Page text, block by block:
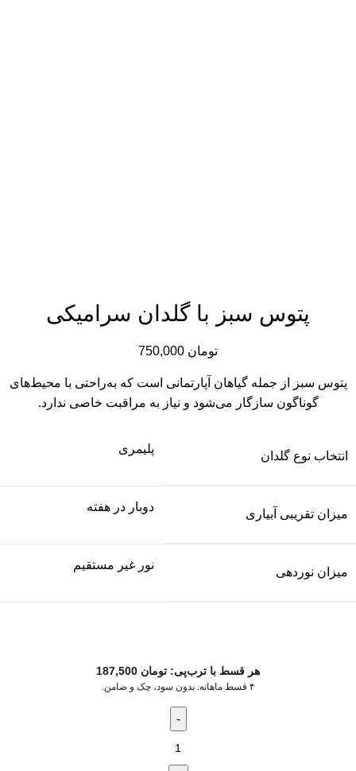
پتوس سبز با گلدان سرامیکی
تومان
پتوس سبز از جمله گیاهان آپارتمانی است که به‌راحتی با محیط‌های
گوناگون سازگار می‌شود و نیاز به مراقبت خاصی ندارد.
انتخاب نوع گلدان
پلیمری
میزان تقریبی آبیاری
دوبار در هفته
میزان نوردهی
نور غیر مستقیم
هر قسط با ترب‌پی: تومان
۴ قسط ماهانه. بدون سود، چک و ضامن.